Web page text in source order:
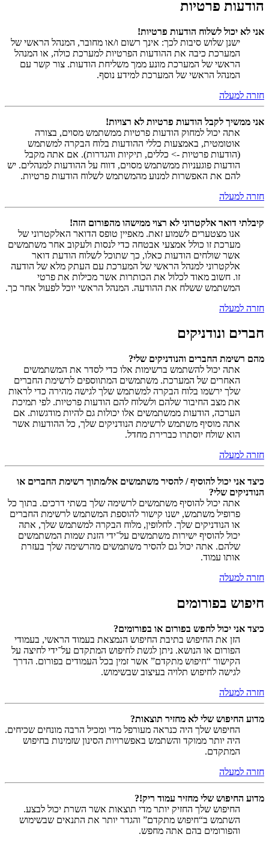
הודעות פרטיות
אני לא יכול לשלוח הודעות פרטיות!
ישנן שלוש סיבות לכך: אינך רשום ו/או מחובר, המנהל הראשי של
המערכת כיבה את ההודעות הפרטיות למערכת כולה, או המנהל
הראשי של המערכת מונע ממך משליחת הודעות. צור קשר עם
המנהל הראשי של המערכת למידע נוסף.
חזרה למעלה
אני ממשיך לקבל הודעות פרטיות לא רצויות!
אתה יכול למחוק הודעות פרטיות ממשתמש מסוים, בצורה
אוטומטית, באמצעות כללי ההודעות בלוח הבקרה למשתמש
(הודעות פרטיות -> כללים, תיקיות והגדרות). אם אתה מקבל
הודעות פוגעניות ממשתמש מסוים, דווח על ההודעות למנהלים. יש
להם את האפשרות למנוע מהמשתמש לשלוח הודעות פרטיות.
חזרה למעלה
קיבלתי דואר אלקטרוני לא רצוי ממישהו מהפורום הזה!
אנו מצטערים לשמוע זאת. מאפיין טופס הדואר האלקטרוני של
מערכת זו כולל אמצעי אבטחה כדי לנסות ולעקוב אחר משתמשים
אשר שולחים הודעות כאלו, כך שתוכל לשלוח הודעת דואר
אלקטרוני למנהל הראשי של המערכת עם העתק מלא של הודעה
זו. חשוב מאוד לכלול את הכותרות אשר מכילות את פרטי
המשתמש ששלח את ההודעה. המנהל הראשי יוכל לפעול אחר כך.
חזרה למעלה
חברים ונודניקים
מהם רשימת החברים והנודניקים שלי?
אתה יכול להשתמש ברשימות אלו כדי לסדר את המשתמשים
האחרים של המערכת. משתמשים המתווספים לרשימת החברים
שלך ירשמו בלוח הבקרה למשתמש שלך לגישה מהירה כדי לראות
את מצב החיבור שלהם ולשלוח להם הודעות פרטיות. לפי תמיכת
הערכה, הודעות ממשתמשים אלו יכולות גם להיות מודגשות. אם
אתה מוסיף משתמש לרשימת הנודניקים שלך, כל ההודעות אשר
הוא שולח יוסתרו כברירת מחדל.
חזרה למעלה
כיצד אני יכול להוסיף / להסיר משתמשים אל/מתוך רשימת החברים או
הנודניקים שלי?
אתה יכול להוסיף משתמשים לרשימה שלך בשתי דרכים. בתוך כל
פרופיל משתמש, ישנו קישור להוספת המשתמש לרשימת החברים
או הנודניקים שלך. לחלופין, מלוח הבקרה למשתמש שלך, אתה
יכול להוסיף ישירות משתמשים על־ידי הזנת שמות המשתמשים
שלהם. אתה יכול גם להסיר משתמשים מהרשימה שלך בעזרת
אותו עמוד.
חזרה למעלה
חיפוש בפורומים
כיצד אני יכול לחפש בפורום או בפורומים?
הזן את החיפוש בתיבת החיפוש הנמצאת בעמוד הראשי, בעמודי
הפורום או הנושא. ניתן לגשת לחיפוש המתקדם על־ידי לחיצה על
הקישור “חיפוש מתקדם” אשר זמין בכל העמודים בפורום. הדרך
לגישה לחיפוש תלויה בעיצוב שבשימוש.
חזרה למעלה
מדוע החיפוש שלי לא מחזיר תוצאות?
החיפוש שלך היה כנראה מעורפל מדי ומכיל הרבה מונחים שכיחים.
היה יותר ממוקד והשתמש באפשרויות הסינון שזמינות בחיפוש
המתקדם.
חזרה למעלה
מדוע החיפוש שלי מחזיר עמוד ריק!?
החיפוש שלך החזיק יותר מדי תוצאות אשר השרת יכול לבצע.
השתמש ב“חיפוש מתקדם” והגדר יותר את התנאים שבשימוש
והפורומים בהם אתה מחפש.